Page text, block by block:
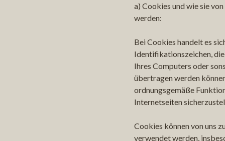
a) Cookies und wie sie
werden:
Bei Cookies handelt es
Identifikationszeichen,
Ihres Computers oder
übertragen werden
ordnungsgemäße
Internetseiten
Cookies können von uns
verwendet werden,